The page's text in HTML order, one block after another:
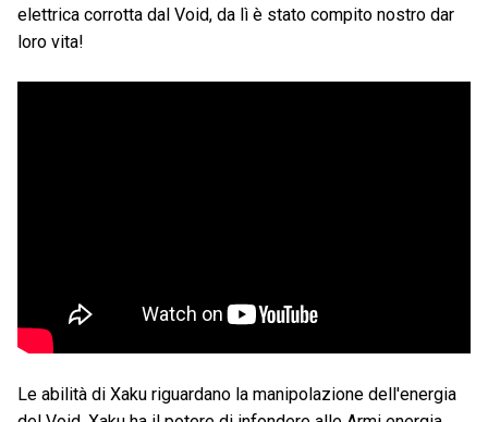
elettrica corrotta dal Void, da lì è stato compito nostro dar
loro vita!
Le abilità di Xaku riguardano la manipolazione dell'energia